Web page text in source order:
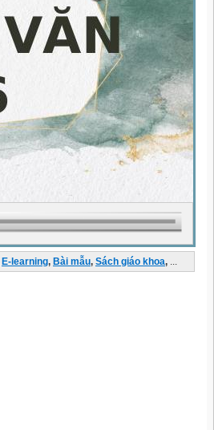
E-learning, Bài mẫu, Sách giáo khoa, ...